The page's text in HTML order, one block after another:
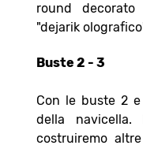
round
"dejarik
Buste 2 - 3
Con le buste 2
della
costruiremo